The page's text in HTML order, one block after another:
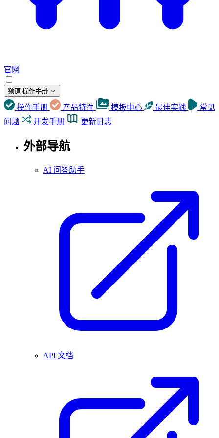
官网
频道 操作手册
操作手册 产品特性 模板中心 最佳实践
常见
问题
开发手册 更新日志
外部导航
AI 问答助手
API 文档